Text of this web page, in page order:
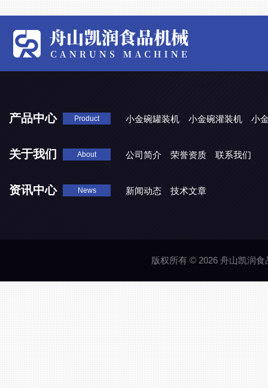
产品中心 Product 小金碗罐装机 小金碗灌装机 小
关于我们 About 公司简介 荣誉资质 联系我们
资讯中心 News 新闻动态 技术文章
版权所有 © 2026 舟山凯润